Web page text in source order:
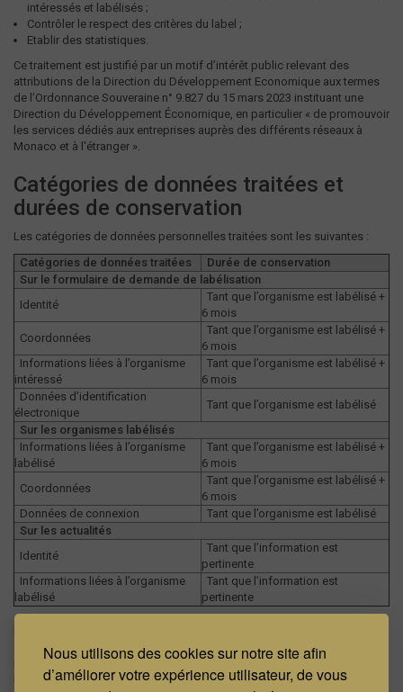
Nous utilisons des cookies sur notre site afin
d’améliorer votre expérience utilisateur, de vous
intéressés et labélisés ;
Contrôler le respect des critères du label ;
Etablir des statistiques.
Ce traitement est justifié par un motif d’intérêt public relevant des
attributions de la Direction du Développement Economique aux termes
de l’Ordonnance Souveraine n° 9.827 du 15 mars 2023 instituant une
Direction du Développement Économique, en particulier « de promouvoir
les services dédiés aux entreprises auprès des différents réseaux à
Monaco et à l'étranger ».
Catégories de données traitées et
durées de conservation
Les catégories de données personnelles traitées sont les suivantes :
Catégories de données traitées
Durée de conservation
Sur le formulaire de demande de labélisation
Identité
Tant que l’organisme est labélisé +
6 mois
Coordonnées
Tant que l’organisme est labélisé +
6 mois
Informations liées à l’organisme
intéressé
Tant que l’organisme est labélisé +
6 mois
Données d’identification
électronique
Tant que l’organisme est labélisé
Sur les organismes labélisés
Informations liées à l’organisme
labélisé
Tant que l’organisme est labélisé +
6 mois
Coordonnées
Tant que l’organisme est labélisé +
6 mois
Données de connexion
Tant que l’organisme est labélisé
Sur les actualités
Identité
Tant que l’information est
pertinente
Informations liées à l’organisme
labélisé
Tant que l’information est
pertinente
de demande de labélisation ont un caractère obligatoire. A défaut, vous
ne pourrez recevoir vos identifiants à votre espace personnel et finaliser
la demande de labélisation.